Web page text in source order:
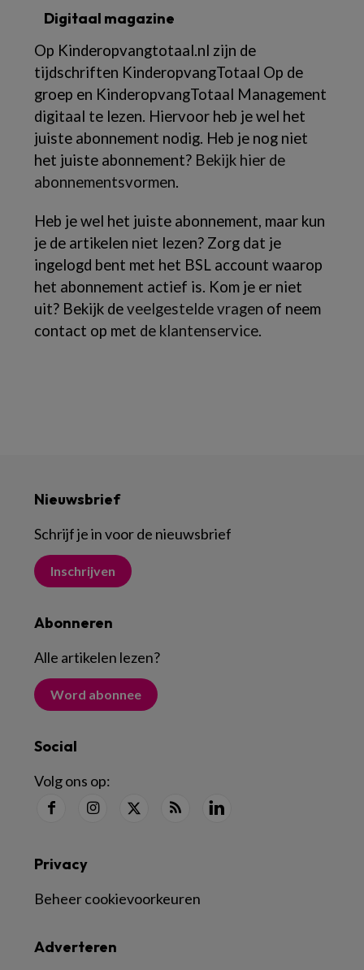
Digitaal magazine
Op Kinderopvangtotaal.nl zijn de
tijdschriften KinderopvangTotaal Op de
groep en KinderopvangTotaal Management
digitaal te lezen. Hiervoor heb je wel het
juiste abonnement nodig. Heb je nog niet
het juiste abonnement? Bekijk hier de
abonnementsvormen.
Heb je wel het juiste abonnement, maar kun
je de artikelen niet lezen? Zorg dat je
ingelogd bent met het BSL account waarop
het abonnement actief is. Kom je er niet
uit? Bekijk deveelgestelde vragen of neem
contact op met de klantenservice.
Nieuwsbrief
Schrijf je in voor de nieuwsbrief
Inschrijven
Abonneren
Alle artikelen lezen?
Word abonnee
Social
Volg ons op:
Adverteren
Privacy
Beheer cookievoorkeuren